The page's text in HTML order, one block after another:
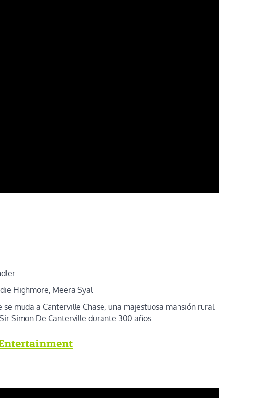
Highmore, Meera Syal
muda a Canterville Chase, una majestuosa mansión rural
Simon De Canterville durante 300 años.